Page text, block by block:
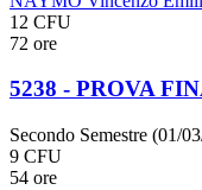
12 CFU
72 ore
5238 - PROVA
Secondo Semestre (01/
9 CFU
54 ore